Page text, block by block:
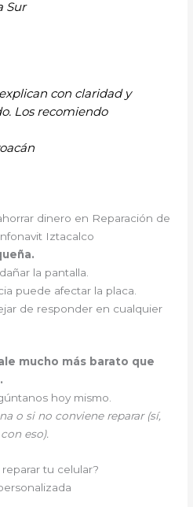
Sur
con claridad y
Los recomiendo
dinero en Reparación de
Iztacalco
la pantalla.
puede afectar la placa.
de responder en cualquier
mucho más barato que
hoy mismo.
o si no conviene reparar (sí,
eso).
tu celular?